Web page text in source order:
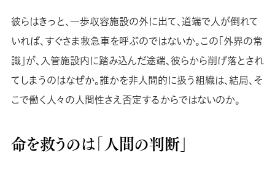
彼らはきっと、一歩収容施設の外に出て、道端で人が倒れて
いれば、すぐさま救急車を呼ぶのではないか。この「外界の常
識」が、入管施設内に踏み込んだ途端、彼らから削げ落とされ
てしまうのはなぜか。誰かを非人間的に扱う組織は、結局、そ
こで働く人々の人間性さえ否定するからではないのか。
命を救うのは「人間の判断」